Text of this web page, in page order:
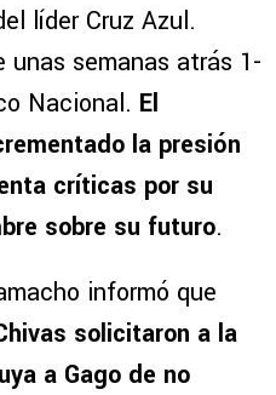
líder Cruz Azul.
unas semanas atrás 1-
Nacional. El
la presión
críticas por su
sobre su futuro.
informó que
solicitaron a la
a Gago de no